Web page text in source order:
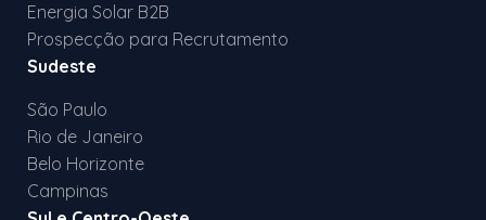
Energia Solar B2B
Prospecção para Recrutamento
Sudeste
São Paulo
Rio de Janeiro
Belo Horizonte
Campinas